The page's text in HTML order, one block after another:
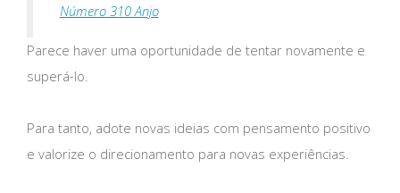
Número 310 Anjo
Parece haver uma oportunidade de tentar novamente e
superá-lo.
Para tanto, adote novas ideias com pensamento positivo
e valorize o direcionamento para novas experiências.